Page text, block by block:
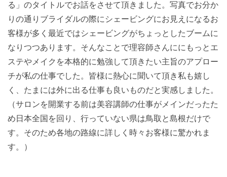
る」 のタイトルでお話をさせて頂きました。 写真でお分か
りの通りブライダルの際にシェービングにお見えになるお
客様が多く最近ではシェービングがちょっとしたブームに
なり つつあります。 そんなことで理容師さんににもっとエ
ステやメイクを本格的に勉強 して頂きたい主旨のアプロー
チが私の仕事でした。 皆様に熱心に聞いて頂き私も嬉し
く、 たまには外に出る仕事も良いものだと実感しました。
（サロンを開業する前は美容講師の仕事がメインだったた
め日本全国 を回り、行っていない県は鳥取と島根だけで
す。 そのため各地の路線に詳しく時々お客様に驚かれま
す。）